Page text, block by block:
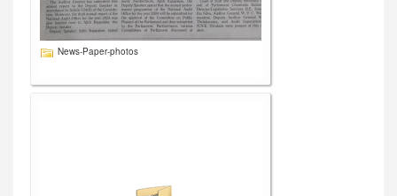
News-Paper-photos